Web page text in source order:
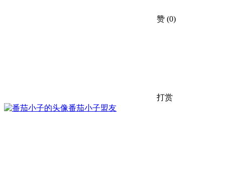
赞 (0)
打赏
番茄小子盟友